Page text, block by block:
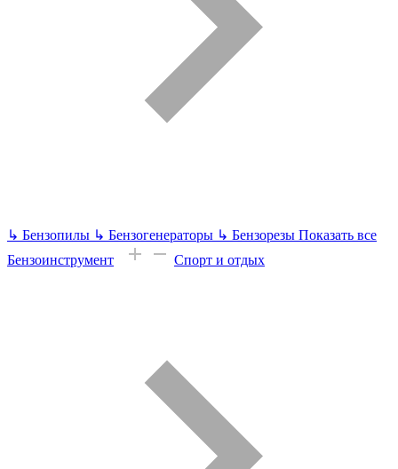
↳ Бензопилы ↳ Бензогенераторы ↳ Бензорезы Показать все
Бензоинструмент
Спорт и отдых